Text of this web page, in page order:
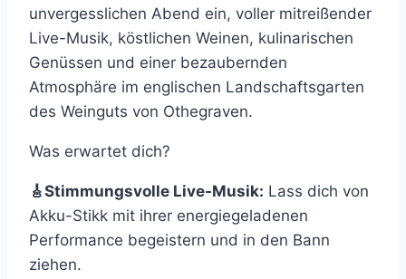
unvergesslichen Abend ein, voller mitreißender
Live-Musik, köstlichen Weinen, kulinarischen
Genüssen und einer bezaubernden
Atmosphäre im englischen Landschaftsgarten
des Weinguts von Othegraven.
Was erwartet dich?
🎸Stimmungsvolle Live-Musik: Lass dich von
Akku-Stikk mit ihrer energiegeladenen
Performance begeistern und in den Bann
ziehen.